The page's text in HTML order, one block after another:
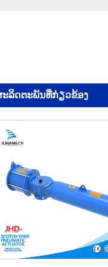
ລິດ​ຕະ​ພັນ​ທີ່​ກ່ຽວ​ຂ້ອງ